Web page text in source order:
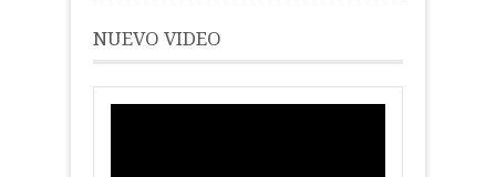
NUEVO VIDEO